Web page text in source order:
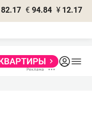
82.17 € 94.84 ¥ 12.17